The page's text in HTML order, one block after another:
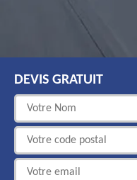
DEVIS GRATUIT